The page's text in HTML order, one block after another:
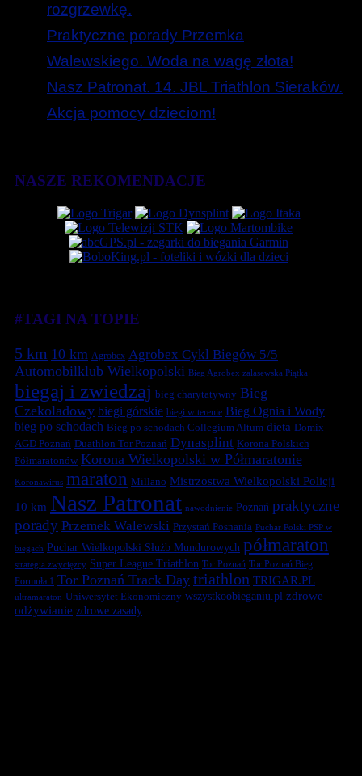
rozgrzewkę.
Praktyczne porady Przemka
Walewskiego. Woda na wagę złota!
Nasz Patronat. 14. JBL Triathlon Sieraków.
Akcja pomocy dzieciom!
NASZE REKOMENDACJE
#TAGI NA TOPIE
5 km 10 km Agrobex Agrobex Cykl Biegów 5/5
Automobilklub Wielkopolski Bieg Agrobex zalasewska Piątka
biegaj i zwiedzaj bieg charytatywny Bieg
Czekoladowy biegi górskie biegi w terenie Bieg Ognia i Wody
bieg po schodach Bieg po schodach Collegium Altum dieta Domix
AGD Poznań Duathlon Tor Poznań Dynasplint Korona Polskich
Półmaratonów Korona Wielkopolski w Półmaratonie
Koronawirus maraton Millano Mistrzostwa Wielkopolski Policji
10 km Nasz Patronat nawodnienie Poznań praktyczne
porady Przemek Walewski Przystań Posnania Puchar Polski PSP w
biegach Puchar Wielkopolski Służb Mundurowych półmaraton
strategia zwycięzcy Super League Triathlon Tor Poznań Tor Poznań Bieg
Formuła 1 Tor Poznań Track Day triathlon TRIGAR.PL
ultramaraton Uniwersytet Ekonomiczny wszystkoobieganiu.pl zdrowe
odżywianie zdrowe zasady